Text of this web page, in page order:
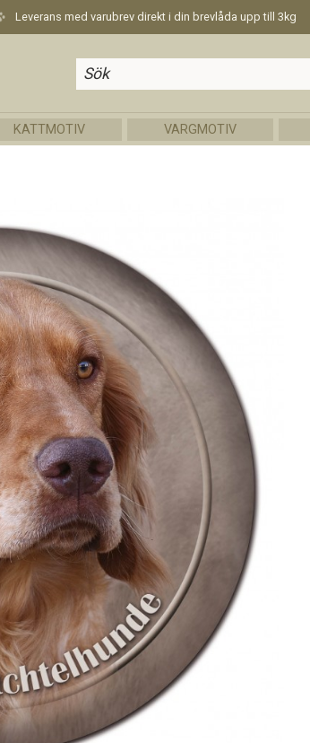
Leverans med varubrev direkt i din brevlåda upp till 3kg
KATTMOTIV VARGMOTIV